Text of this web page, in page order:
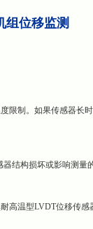
组位移监测
限制。如果传感器长
结构损坏或影响测量的
温型LVDT位移传感